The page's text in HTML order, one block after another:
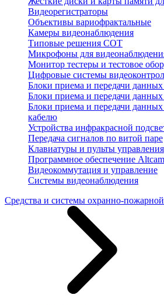
Видеорегистраторы
Объективы вариофрактальные
Камеры видеонаблюдения
Типовые решения СОТ
Микрофоны для
Монитор тестеры и тестовое
Цифровые системы
Блоки приема и передачи
Блоки приема и передачи
Блоки приема и передачи
кабелю
Устройства инфракрасной
Передача сигналов по витой паре
Клавиатуры и пульты управления
Программное обеспечение Altcam
Видеокоммутация и управление
Системы видеонаблюдения
Средства и системы охранно-